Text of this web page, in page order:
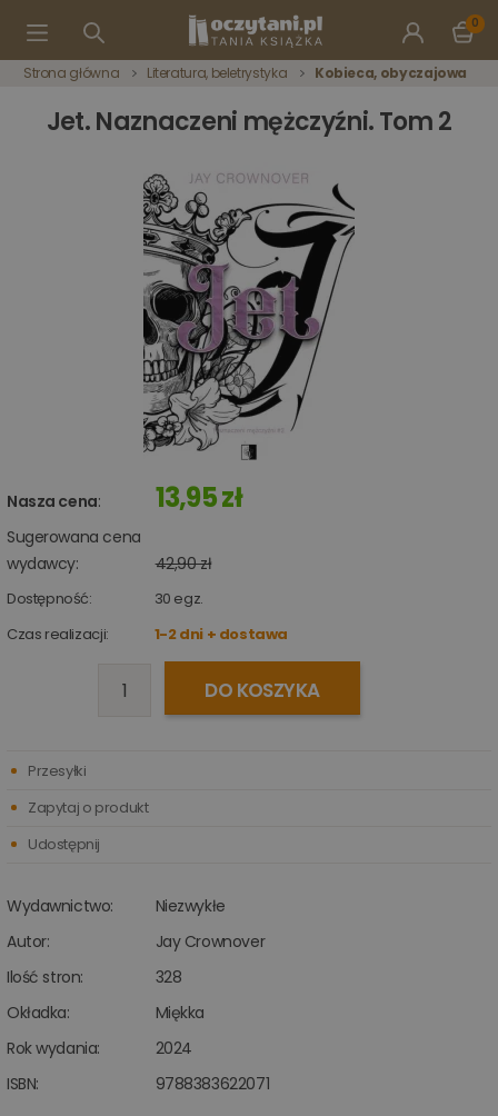
0
Strona główna Literatura, beletrystyka Kobieca, obyczajowa
Jet. Naznaczeni mężczyźni. Tom 2
Nasza cena: 13,95 zł
Sugerowana cena
wydawcy:
42,90 zł
Dostępność: 30 egz.
Czas realizacji:
1-2 dni + dostawa
DO KOSZYKA
Wydawnictwo:
Niezwykłe
Autor:
Jay Crownover
Ilość stron:
328
Okładka:
Miękka
Rok wydania:
2024
ISBN:
9788383622071
Przesyłki
Zapytaj o produkt
Udostępnij